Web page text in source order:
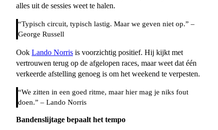
alles uit de sessies weet te halen.
“Typisch circuit, typisch lastig. Maar we geven niet op.” –
George Russell
Ook Lando Norris is voorzichtig positief. Hij kijkt met
vertrouwen terug op de afgelopen races, maar weet dat één
verkeerde afstelling genoeg is om het weekend te verpesten.
“We zitten in een goed ritme, maar hier mag je niks fout
doen.” – Lando Norris
Bandenslijtage bepaalt het tempo